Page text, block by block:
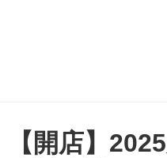
【開店】